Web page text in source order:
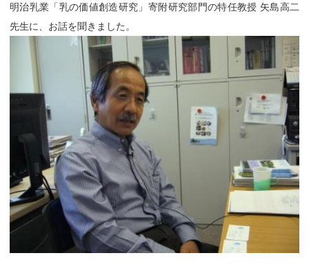
明治乳業「乳の価値創造研究」寄附研究部門の特任教授 矢島高二
先生に、お話を聞きました。